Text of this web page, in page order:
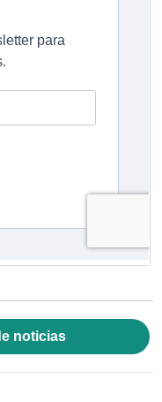
noticias